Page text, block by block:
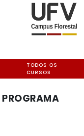
TODOS OS
CURSOS